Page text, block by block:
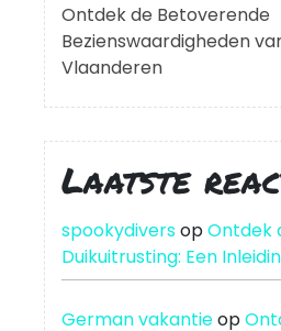
Ontdek de Betoverende
Bezienswaardigheden
Vlaanderen
Laatste
spookydiversopOntdek
Duikuitrusting: Een
German vakantieop